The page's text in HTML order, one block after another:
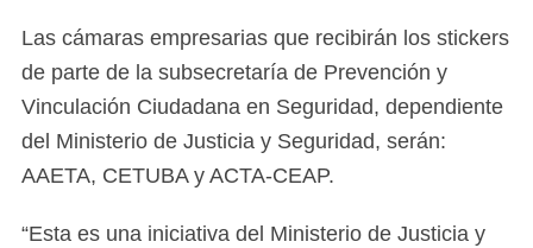
Las cámaras empresarias que recibirán los stickers
de parte de la subsecretaría de Prevención y
Vinculación Ciudadana en Seguridad, dependiente
del Ministerio de Justicia y Seguridad, serán:
AAETA, CETUBA y ACTA-CEAP.
“Esta es una iniciativa del Ministerio de Justicia y